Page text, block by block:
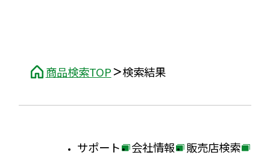
商品検索TOP 検索結果
サポート 会社情報 販売店検索